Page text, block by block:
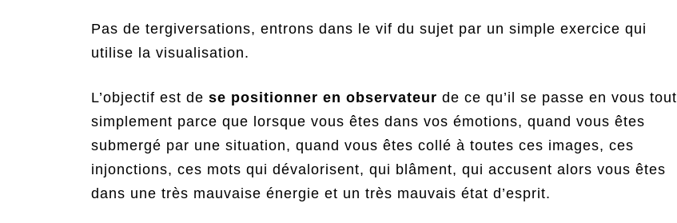
Pas de tergiversations, entrons dans le vif du sujet par un simple exercice qui
utilise la visualisation.
L’objectif est de se positionner en observateur de ce qu’il se passe en vous tout
simplement parce que lorsque vous êtes dans vos émotions, quand vous êtes
submergé par une situation, quand vous êtes collé à toutes ces images, ces
injonctions, ces mots qui dévalorisent, qui blâment, qui accusent alors vous êtes
dans une très mauvaise énergie et un très mauvais état d’esprit.